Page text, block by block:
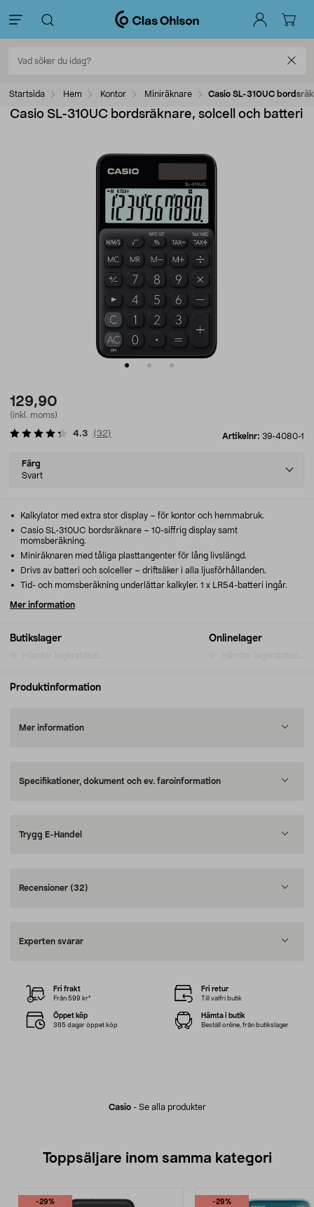
Startsida Hem Kontor Miniräknare Casio SL-310UC
Casio SL-310UC bordsräknare, solcell och batteri
129,90
(inkl. moms)
Artikelnr: 39-4080-1
4.3 (32)
Select
variant
Färg
Svart
Butikslager Onlinelager
Kalkylator med extra stor display – för kontor och hemmabruk.
Casio SL-310UC bordsräknare – 10-siffrig display samt
momsberäkning.
Miniräknaren med tåliga plasttangenter för lång livslängd.
Drivs av batteri och solceller – driftsäker i alla ljusförhållanden.
Tid- och momsberäkning underlättar kalkyler. 1 x LR54-batteri ingår.
Mer information
Produktinformation
Mer information
Specifikationer, dokument och ev. faroinformation
Trygg E-Handel
Recensioner (32)
Experten svarar
Casio- Se alla produkter
Fri frakt
Från 599 kr*
Fri retur
Till valfri butik
Öppet köp
365 dagar öppet köp
Hämta i butik
Beställ online, från butikslager
Toppsäljare inom samma kategori
-29% -29%